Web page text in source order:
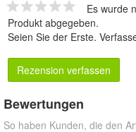
Es wurde
Produkt abgegeben.
Seien Sie der Erste.
Rezension verfassen
Bewertungen
So haben Kunden, die den